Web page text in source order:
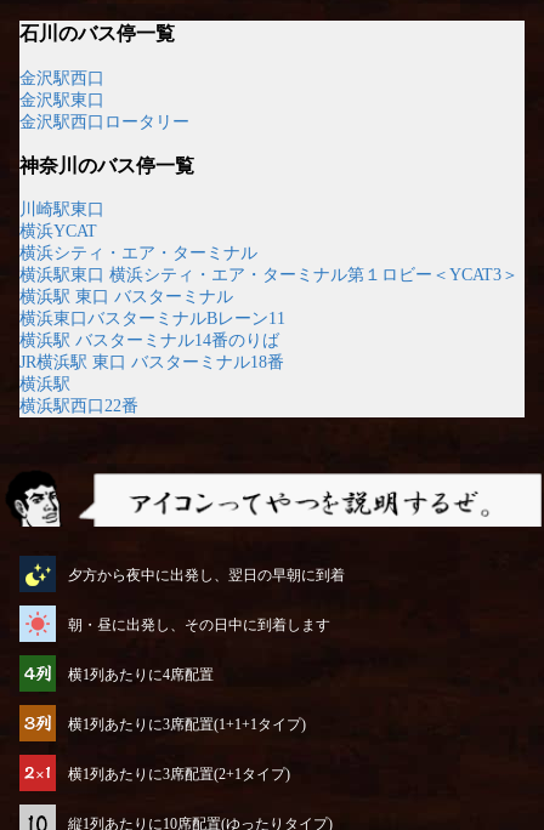
石川のバス停一覧
金沢駅西口
金沢駅東口
金沢駅西口ロータリー
神奈川のバス停一覧
川崎駅東口
横浜YCAT
横浜シティ・エア・ターミナル
横浜駅東口 横浜シティ・エア・ターミナル第１ロビー＜YCAT3＞
横浜駅 東口 バスターミナル
横浜東口バスターミナルBレーン11
横浜駅 バスターミナル14番のりば
JR横浜駅 東口 バスターミナル18番
横浜駅
横浜駅西口22番
夕方から夜中に出発し、翌日の早朝に到着
朝・昼に出発し、その日中に到着します
横1列あたりに4席配置
横1列あたりに3席配置(1+1+1タイプ)
横1列あたりに3席配置(2+1タイプ)
縦1列あたりに10席配置(ゆったりタイプ)